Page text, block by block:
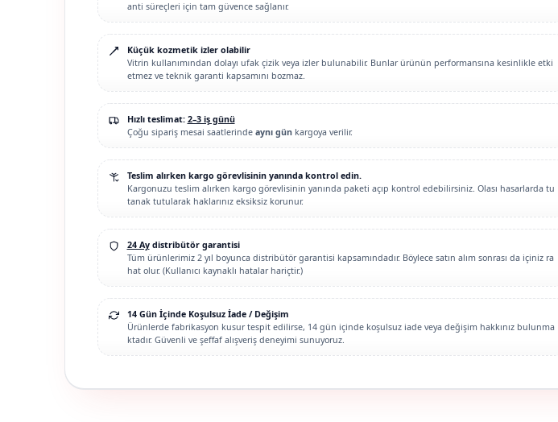
anti süreçleri için tam güvence sağlanır.
Küçük kozmetik izler olabilir
Vitrin kullanımından dolayı ufak çizik veya izler bulunabilir. Bunlar ürünün performansına kesinlikle etki
etmez ve teknik garanti kapsamını bozmaz.
Hızlı teslimat: 2–3 iş günü
Çoğu sipariş mesai saatlerinde aynı günkargoya verilir.
Teslim alırken kargo görevlisinin yanında kontrol edin.
Kargonuzu teslim alırken kargo görevlisinin yanında paketi açıp kontrol edebilirsiniz. Olası hasarlarda tu
tanak tutularak haklarınız eksiksiz korunur.
24 Aydistribütör garantisi
Tüm ürünlerimiz 2 yıl boyunca distribütör garantisi kapsamındadır. Böylece satın alım sonrası da içiniz ra
hat olur. (Kullanıcı kaynaklı hatalar hariçtir.)
14 Gün İçinde Koşulsuz İade / Değişim
Ürünlerde fabrikasyon kusur tespit edilirse, 14 gün içinde koşulsuz iade veya değişim hakkınız bulunma
ktadır. Güvenli ve şeffaf alışveriş deneyimi sunuyoruz.